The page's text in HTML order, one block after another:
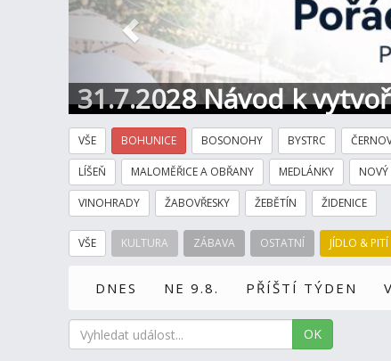
31.7.2028 Návod k
VŠE BOHUNICE BOSONOHY BYSTRC
LÍŠEŇ MALOMĚŘICE A OBŘANY MEDLÁNKY NOVÝ
VINOHRADY ŽABOVŘESKY ŽEBĚTÍN ŽIDENICE
VŠE KULTURA ZÁBAVA OSTATNÍ JÍDLO & PITÍ
DNES NE 9.8. PŘÍŠTÍ TÝDEN
OK